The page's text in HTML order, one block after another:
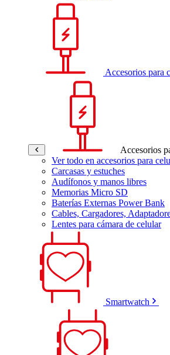
Accesorios para
Accesorios
Ver todo en accesorios para
Carcasas y estuches
Audífonos y manos libres
Memorias Micro SD
Baterías Externas Power Bank
Cables, Cargadores,
Lentes para cámara de celular
Smartwatch